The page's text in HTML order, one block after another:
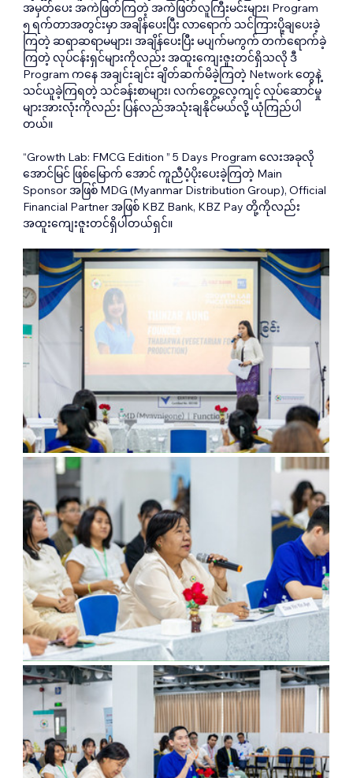
အမှတ်ပေး အကဲဖြတ်ကြတဲ့ အကဲဖြတ်လူကြီးမင်းများ၊ Program
၅ ရက်တာအတွင်းမှာ အချိန်ပေးပြီး လာရောက် သင်ကြားပို့ချပေးခဲ့
ကြတဲ့ ဆရာဆရာမများ၊ အချိန်ပေးပြီး မပျက်မကွက် တက်ရောက်ခဲ့
ကြတဲ့ လုပ်ငန်းရှင်များကိုလည်း အထူးကျေးဇူးတင်ရှိသလို ဒီ
Program ကနေ အချင်းချင်း ချိတ်ဆက်မိခဲ့ကြတဲ့ Network တွေနဲ့
သင်ယူခဲ့ကြရတဲ့ သင်ခန်းစာများ၊ လက်တွေ့လေ့ကျင့် လုပ်ဆောင်မှု
များအားလုံးကိုလည်း ပြန်လည်အသုံးချနိုင်မယ်လို့ ယုံကြည်ပါ
တယ်။
“Growth Lab: FMCG Edition ” 5 Days Program လေးအခုလို
အောင်မြင် ဖြစ်မြောက် အောင် ကူညီပံ့ပိုးပေးခဲ့ကြတဲ့ Main
Sponsor အဖြစ် MDG (Myanmar Distribution Group), Official
Financial Partner အဖြစ် KBZ Bank, KBZ Pay တို့ကိုလည်း
အထူးကျေးဇူးတင်ရှိပါတယ်ရှင်။